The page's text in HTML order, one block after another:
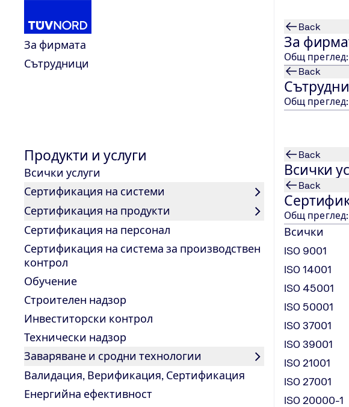
За нас
За фирмата
Сътрудници
Back
За
Общ
Back
Общ
Продукти и услуги
Всички услуги
Сертификация на системи
Сертификация на продукти
Сертификация на персонал
Сертификация на система за производствен
контрол
Обучение
Строителен надзор
Инвеститорски контрол
Технически надзор
Заваряване и сродни технологии
Валидация, Верификация, Сертификация
Енергийна ефективност
Back
Всички
Back
Общ
Всички
ISO 9001
ISO 14001
ISO 45001
ISO 50001
ISO 37001
ISO 39001
ISO 21001
ISO 27001
ISO 20000-1